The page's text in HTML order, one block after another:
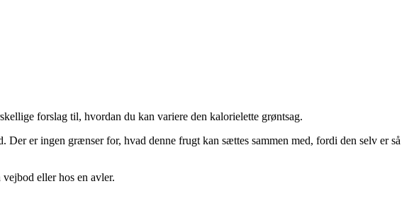
forslag til, hvordan du kan variere den kalorielette grøntsag.
Der er ingen grænser for, hvad denne frugt kan sættes sammen med, fordi den selv er så
eller hos en avler.